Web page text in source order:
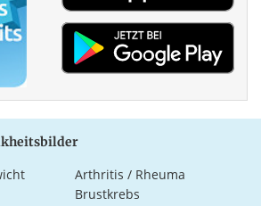
Arthritis / Rheuma
Brustkrebs